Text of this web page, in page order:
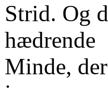
Strid. Og
hædrende
Minde,